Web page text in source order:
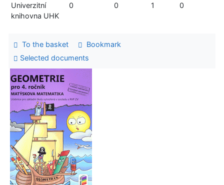
Univerzitní
knihovna UHK
0 0 1 0
To the basket
Bookmark
Selected documents